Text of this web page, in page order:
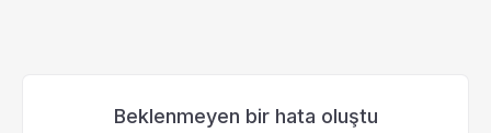
Beklenmeyen bir hata oluştu